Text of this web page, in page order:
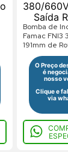
Bomba de
Famac FNI3
191mm de
380/660V
Roscada
O Preço
é
nosso
Clique e
via